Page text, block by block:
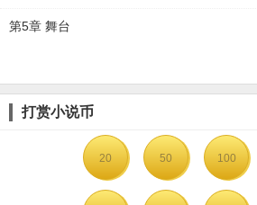
第5章 舞台
打赏小说币
20 50 100